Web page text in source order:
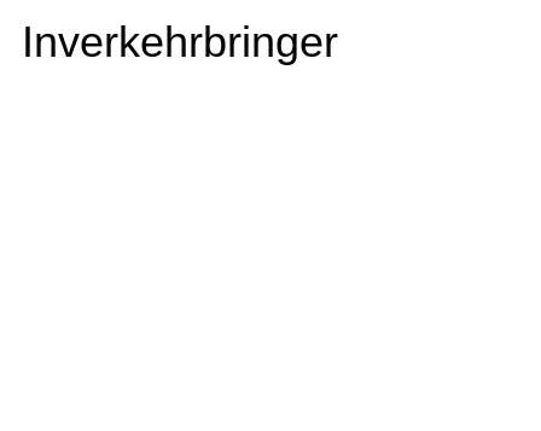
Inverkehrbringer